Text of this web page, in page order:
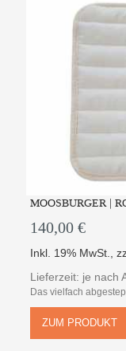
MOOSBURGER |
140,00 €
Inkl. 19% MwSt.,
Lieferzeit: je nach
Das vielfach
ZUM PRODUKT